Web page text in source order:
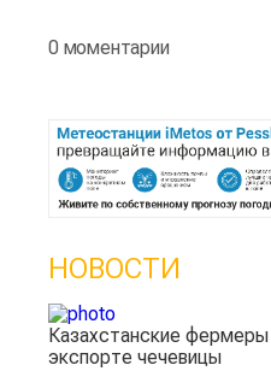
0 моментарии
НОВОСТИ
Казахстанские
экспорте чечевицы